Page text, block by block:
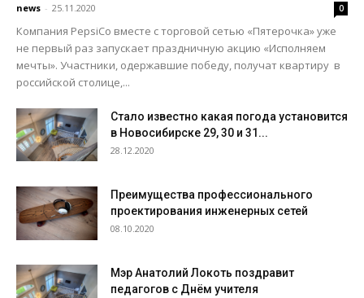
news - 25.11.2020 0
Компания PepsiCo вместе с торговой сетью «Пятерочка» уже
не первый раз запускает праздничную акцию «Исполняем
мечты». Участники, одержавшие победу, получат квартиру в
российской столице,...
Стало известно какая погода установится
в Новосибирске 29, 30 и 31...
28.12.2020
Преимущества профессионального
проектирования инженерных сетей
08.10.2020
Мэр Анатолий Локоть поздравит
педагогов с Днём учителя